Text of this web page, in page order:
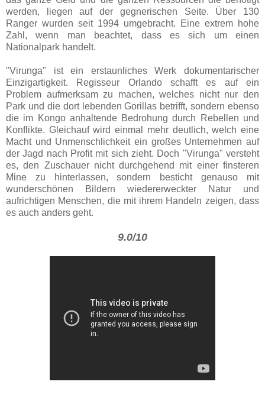
werden, liegen auf der gegnerischen Seite. Über 130
Ranger wurden seit 1994 umgebracht. Eine extrem hohe
Zahl, wenn man beachtet, dass es sich um einen
Nationalpark handelt.
"Virunga" ist ein erstaunliches Werk dokumentarischer
Einzigartigkeit. Regisseur Orlando schafft es auf ein
Problem aufmerksam zu machen, welches nicht nur den
Park und die dort lebenden Gorillas betrifft, sondern ebenso
die im Kongo anhaltende Bedrohung durch Rebellen und
Konflikte. Gleichauf wird einmal mehr deutlich, welch eine
Macht und Unmenschlichkeit ein großes Unternehmen auf
der Jagd nach Profit mit sich zieht. Doch "Virunga" versteht
es, den Zuschauer nicht durchgehend mit einer finsteren
Mine zu hinterlassen, sondern besticht genauso mit
wunderschönen Bildern wiedererweckter Natur und
aufrichtigen Menschen, die mit ihrem Handeln zeigen, dass
es auch anders geht.
9.0/10